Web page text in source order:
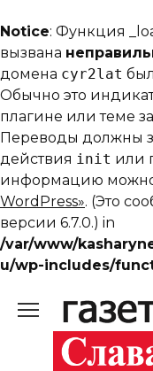
Notice: Функция
вызвана
домена cyr2lat
Обычно это
плагине или теме
Переводы должны
действия init или
информацию можно
WordPress». (Это
версии 6.7.0.) in
/var/www/
u/wp-includes/
содержанию